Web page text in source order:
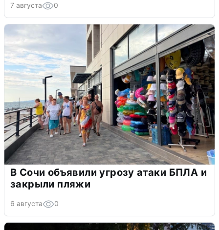
7 августа 0
В Сочи объявили угрозу атаки БПЛА и
закрыли пляжи
6 августа 0